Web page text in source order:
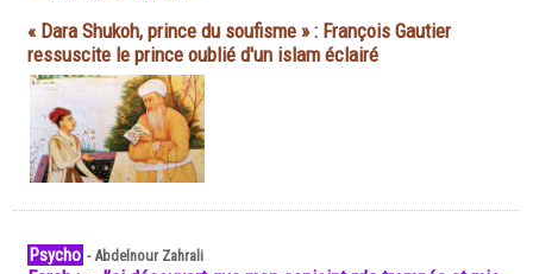
« Dara Shukoh, prince du soufisme » : François Gautier
ressuscite le prince oublié d'un islam éclairé
Psycho -Abdelnour Zahrali